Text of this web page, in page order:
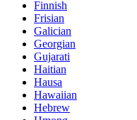
Finnish
Frisian
Galician
Georgian
Gujarati
Haitian
Hausa
Hawaiian
Hebrew